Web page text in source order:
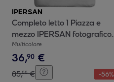
IPERSAN
Completo letto 1 Piazza e
mezzo IPERSAN fotografico
Fine-Art Paris
Multicolore
36,90 €
85,00 € -56%